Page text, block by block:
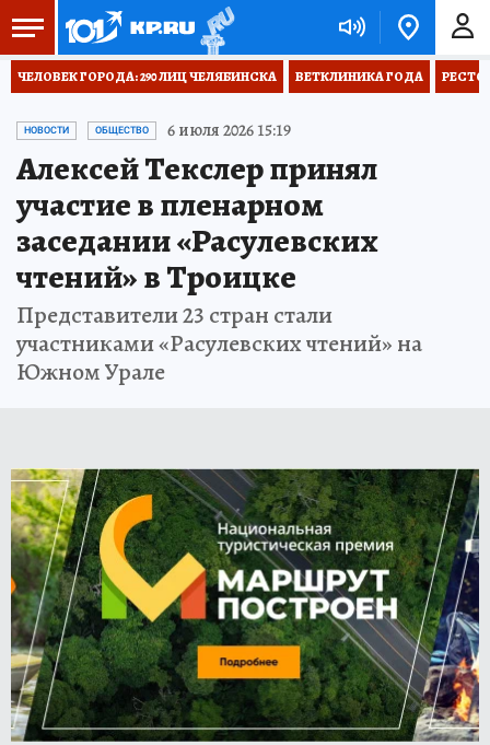
ЧЕЛОВЕК ГОРОДА: 290 ЛИЦ ЧЕЛЯБИНСКА ВЕТКЛИНИКА ГОДА
НОВОСТИ ОБЩЕСТВО 6 июля 2026 15:19
Алексей Текслер принял
участие в пленарном
заседании «Расулевских
чтений» в Троицке
Представители 23 стран стали
участниками «Расулевских чтений» на
Южном Урале